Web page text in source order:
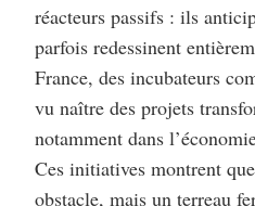
réacteurs passifs : ils
parfois redessinent
France, des incubateurs
vu naître des projets
notamment dans
Ces initiatives montrent
obstacle, mais un terreau